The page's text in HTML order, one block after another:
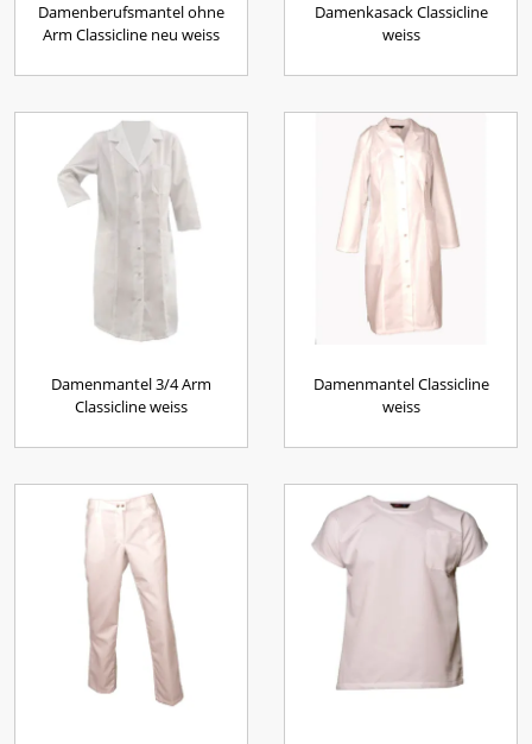
Damenberufsmantel ohne
Arm Classicline neu weiss
Damenkasack Classicline
weiss
Damenmantel 3/4 Arm
Classicline weiss
Damenmantel Classicline
weiss